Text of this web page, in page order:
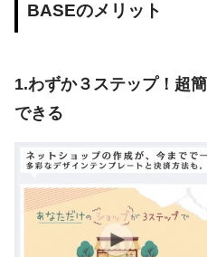
BASEのメリット
1.わずか３ステップ！超
できる